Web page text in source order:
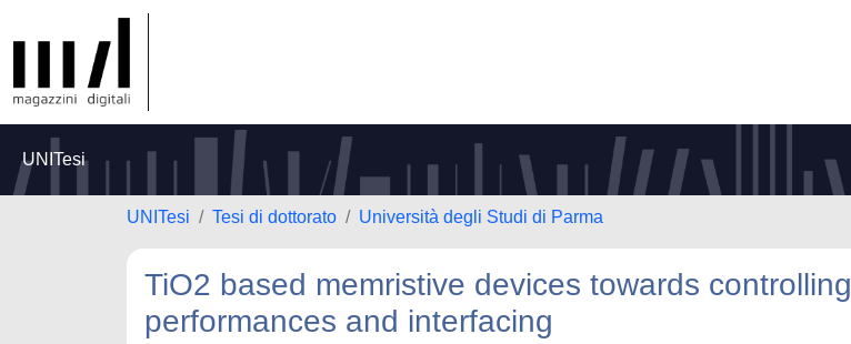
UNITesi
UNITesi Tesi di dottorato Università degli Studi di Parma
TiO2 based memristive devices towards controlling
performances and interfacing